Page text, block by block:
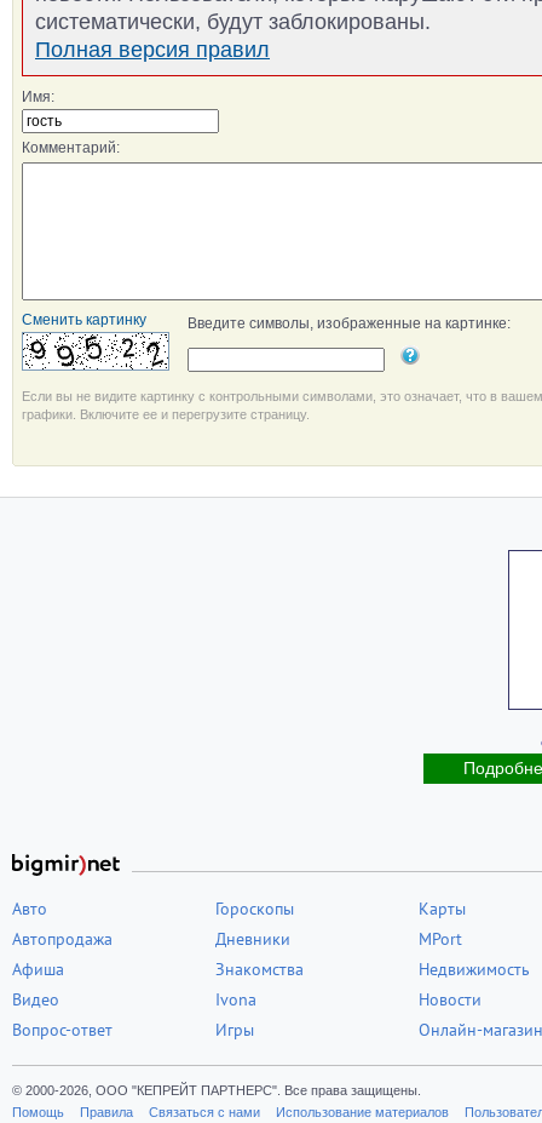
систематически, будут заблокированы.
Полная версия правил
Имя:
Комментарий:
Сменить картинку Введите символы, изображенные на картинке:
Если вы не видите картинку с контрольными символами, это означает, что в
графики. Включите ее и перегрузите страницу.
Авто
Автопродажа
Афиша
Видео
Вопрос-ответ
Гороскопы
Дневники
Знакомства
Ivona
Игры
Карты
MPort
Недвижимость
Новости
Онлайн-магазин
© 2000-2026, ООО "КЕПРЕЙТ ПАРТНЕРС". Все права защищены.
Помощь
Правила Связаться с нами Использование материалов